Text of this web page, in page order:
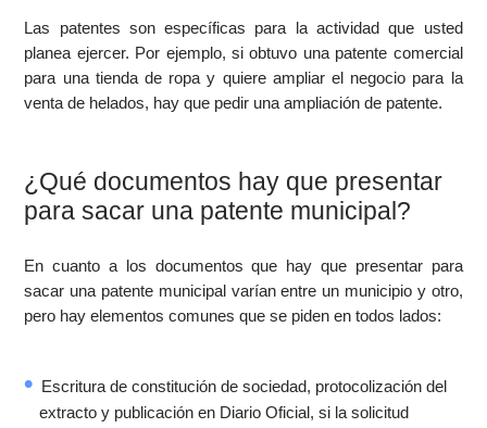
Las patentes son específicas para la actividad que usted
planea ejercer. Por ejemplo, si obtuvo una patente comercial
para una tienda de ropa y quiere ampliar el negocio para la
venta de helados, hay que pedir una ampliación de patente.
¿Qué documentos hay que presentar
para sacar una patente municipal?
En cuanto a los documentos que hay que presentar para
sacar una patente municipal varían entre un municipio y otro,
pero hay elementos comunes que se piden en todos lados:
Escritura de constitución de sociedad, protocolización del
extracto y publicación en Diario Oficial, si la solicitud